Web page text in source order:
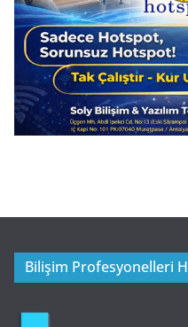
Bilişim Profesyonelleri